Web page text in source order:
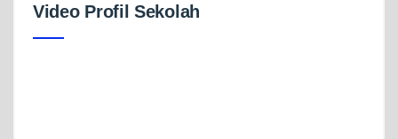
Video Profil Sekolah